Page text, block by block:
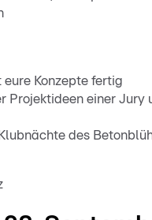
Konzepte fertig
Projektideen einer Jury
des